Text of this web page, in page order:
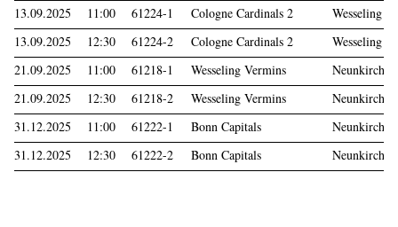
13.09.2025
11:00 61224-1 Cologne Cardinals 2
Wesseling
13.09.2025
12:30 61224-2 Cologne Cardinals 2
Wesseling
21.09.2025
11:00 61218-1 Wesseling Vermins
21.09.2025
12:30 61218-2 Wesseling Vermins
31.12.2025
11:00 61222-1 Bonn Capitals
31.12.2025
12:30 61222-2 Bonn Capitals